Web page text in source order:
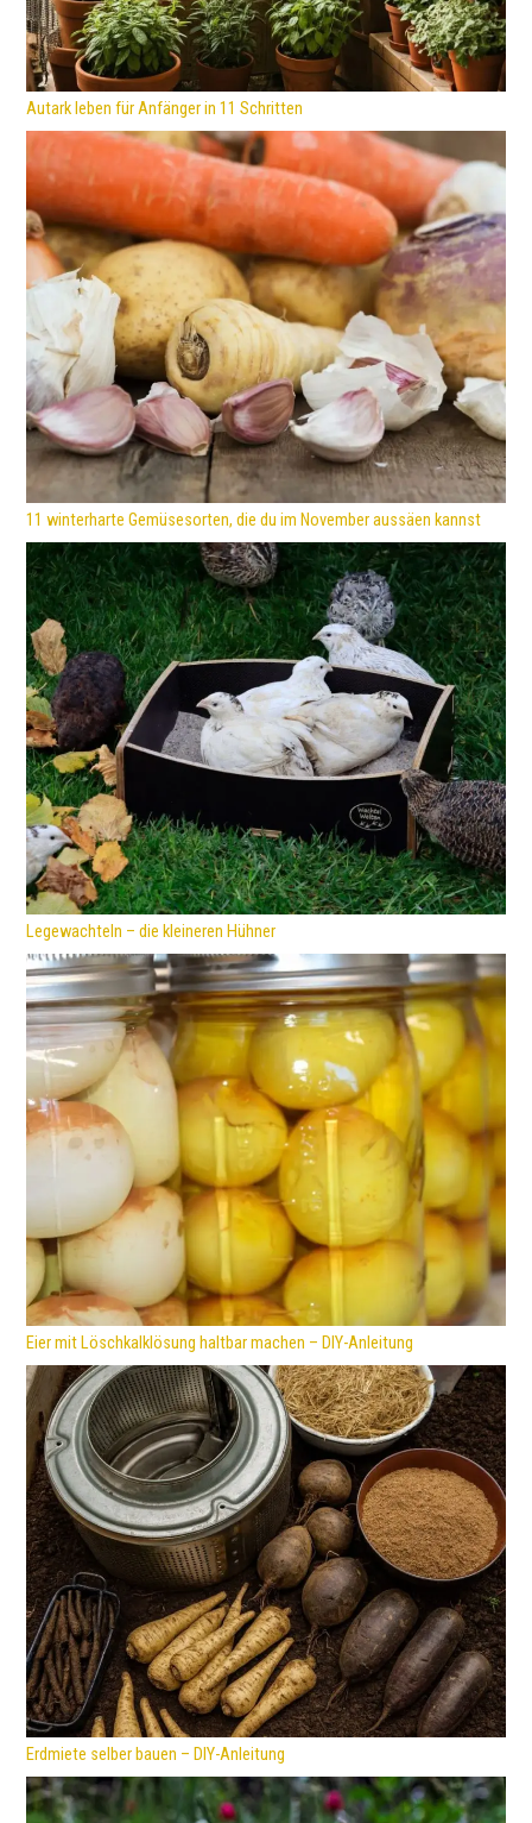
Autark leben für Anfänger in 11 Schritten
11 winterharte Gemüsesorten, die du im November aussäen kannst
Legewachteln – die kleineren Hühner
Eier mit Löschkalklösung haltbar machen – DIY-Anleitung
Erdmiete selber bauen – DIY-Anleitung